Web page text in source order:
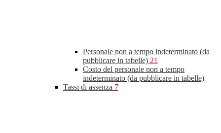
Personale non a tempo indeterminato (da
pubblicare in tabelle) 21
Costo del personale non a tempo
indeterminato (da pubblicare in tabelle)
Tassi di assenza 7